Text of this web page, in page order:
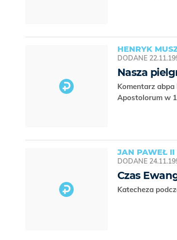
HENRYK
DODANE
Nasza
Komentarz
Apostolorum w
JAN PAWEŁ II
DODANE
Czas
Katecheza